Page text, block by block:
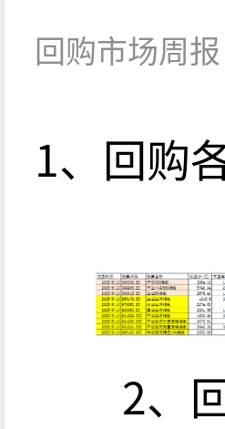
回购市场周报
1、回购
2、回